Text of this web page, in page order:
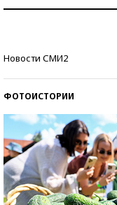
Новости СМИ2
ФОТОИСТОРИИ